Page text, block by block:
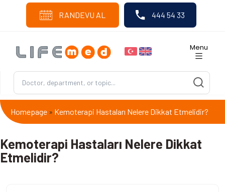
RANDEVU AL 444 54 33
Menu
Kemoterapi Hastaları Nelere Dikkat
Etmelidir?
Homepage » Kemoterapi Hastaları Nelere Dikkat Etmelidir?